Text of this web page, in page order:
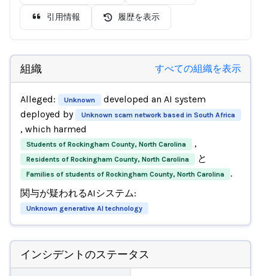
引用情報 履歴を表示
組織 すべての組織を表示
Alleged: Unknown
developed an AI system
deployed by
Unknown scam network based in South Africa
, which harmed
Students of Rockingham County, North Carolina ,
Residents of Rockingham County, North Carolina と
Families of students of Rockingham County, North Carolina
.
関与が疑われるAIシステム:
Unknown generative AI technology
インシデントのステータス